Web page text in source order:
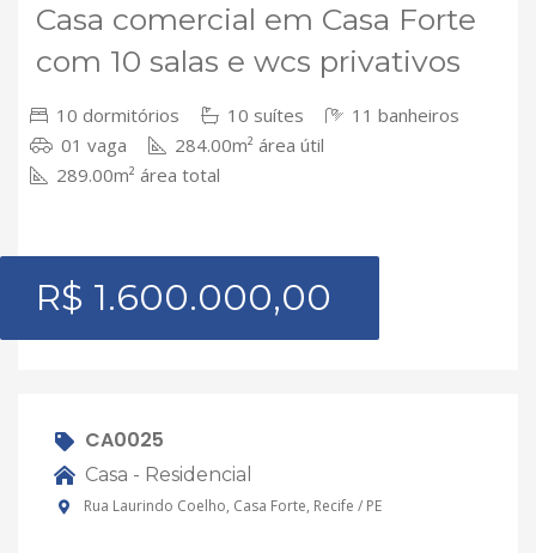
Casa comercial em Casa Forte
com 10 salas e wcs privativos
10 dormitórios 10 suítes
11 banheiros
01 vaga
284.00m² área útil
289.00m² área total
R$ 1.600.000,00
CA0025
Casa - Residencial
Rua Laurindo Coelho, Casa Forte, Recife / PE